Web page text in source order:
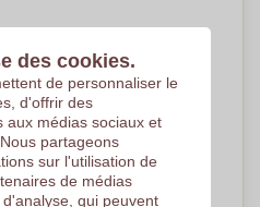
des cookies.
de personnaliser le
d'offrir des
aux médias sociaux et
partageons
sur l'utilisation de
de médias
qui peuvent